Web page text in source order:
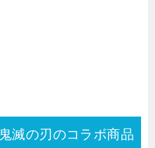
滅の刃のコラボ商品